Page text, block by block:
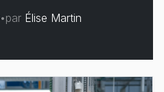
•par Élise Martin